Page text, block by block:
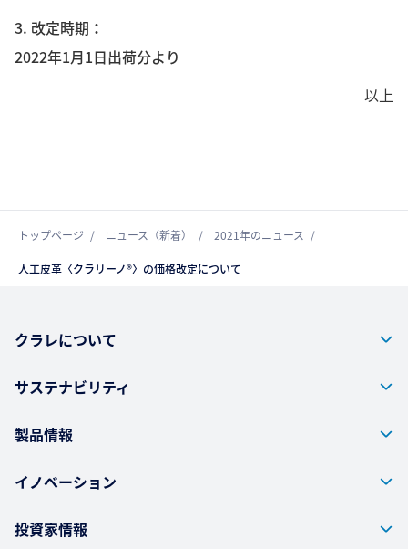
3. 改定時期
2022年1月1日出荷分より
以上
トップページ ニュース（新着） 2021年のニュース
人工皮革〈クラリーノ®〉の価格改定について
クラレについて
サステナビリティ
製品情報
イノベーション
投資家情報